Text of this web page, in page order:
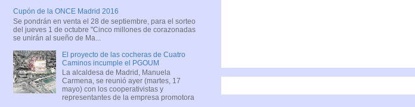
Cupón de la ONCE Madrid 2016
Se pondrán en venta el 28 de septiembre, para el sorteo
del jueves 1 de octubre "Cinco millones de corazonadas
se unirán al sueño de Ma...
El proyecto de las cocheras de Cuatro
Caminos incumple el PGOUM
La alcaldesa de Madrid, Manuela
Carmena, se reunió ayer (martes, 17
mayo) con los cooperativistas y
representantes de la empresa promotora